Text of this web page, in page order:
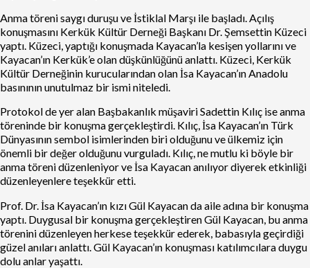
Anma töreni saygı duruşu ve İstiklal Marşı ile başladı. Açılış
konuşmasını Kerkük Kültür Derneği Başkanı Dr. Şemsettin Küzeci
yaptı. Küzeci, yaptığı konuşmada Kayacan’la kesişen yollarını ve
Kayacan’ın Kerkük’e olan düşkünlüğünü anlattı. Küzeci, Kerkük
Kültür Derneğinin kurucularından olan İsa Kayacan’ın Anadolu
basınının unutulmaz bir ismi niteledi.
Protokol de yer alan Başbakanlık müşaviri Sadettin Kılıç ise anma
töreninde bir konuşma gerçekleştirdi. Kılıç, İsa Kayacan’ın Türk
Dünyasının sembol isimlerinden biri olduğunu ve ülkemiz için
önemli bir değer olduğunu vurguladı. Kılıç, ne mutlu ki böyle bir
anma töreni düzenleniyor ve İsa Kayacan anılıyor diyerek etkinliği
düzenleyenlere teşekkür etti.
Prof. Dr. İsa Kayacan’ın kızı Gül Kayacan da aile adına bir konuşma
yaptı. Duygusal bir konuşma gerçekleştiren Gül Kayacan, bu anma
törenini düzenleyen herkese teşekkür ederek, babasıyla geçirdiği
güzel anıları anlattı. Gül Kayacan’ın konuşması katılımcılara duygu
dolu anlar yaşattı.